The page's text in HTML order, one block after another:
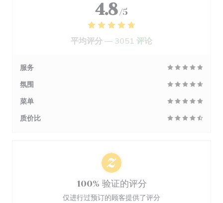
4.8 /5
平均评分 — 3051 评论
服务
氛围
菜单
质价比
100% 验证的评分
仅进行过预订的顾客提供了评分